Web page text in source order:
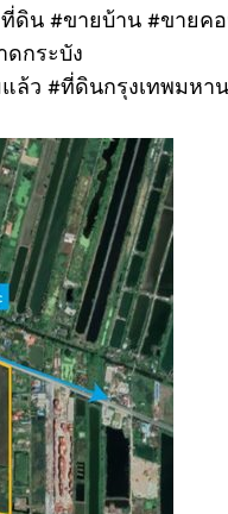
น #ขายบ้าน #ขาย
กระบัง
ว #ที่ดินกรุงเทพมห